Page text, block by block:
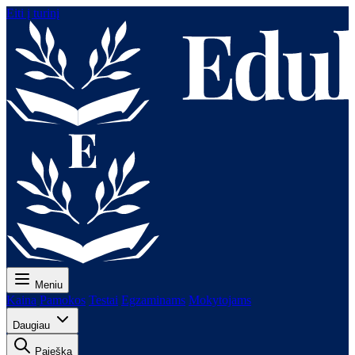
Eiti į turinį
Meniu
Kaina Pamokos Testai Egzaminams Mokytojams
Daugiau
Paieška